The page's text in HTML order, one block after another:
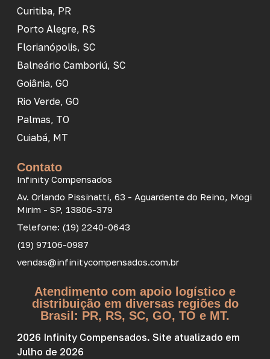
Curitiba, PR
Porto Alegre, RS
Florianópolis, SC
Balneário Camboriú, SC
Goiânia, GO
Rio Verde, GO
Palmas, TO
Cuiabá, MT
Contato
Infinity Compensados
Av. Orlando Pissinatti, 63 - Aguardente do Reino, Mogi
Mirim - SP, 13806-379
Telefone: (19) 2240-0643
(19) 97106-0987
vendas@infinitycompensados.com.br
Atendimento com apoio logístico e
distribuição em diversas regiões do
Brasil: PR, RS, SC, GO, TO e MT.
2026 Infinity Compensados. Site atualizado em
Julho de 2026